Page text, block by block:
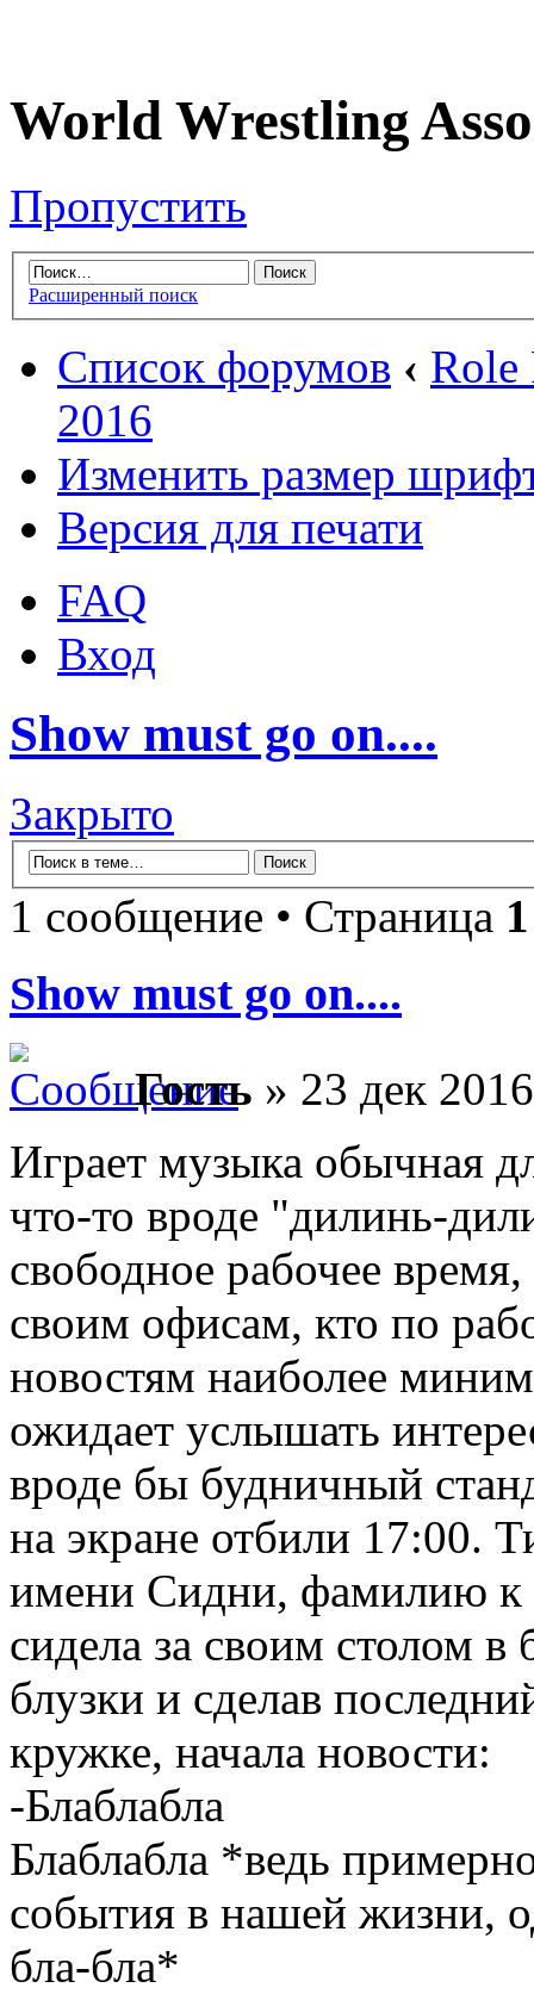
World Wrestling
Пропустить
Расширенный поиск
Список форумов ‹ Role
2016
Изменить размер
Версия для печати
FAQ
Вход
Show must go on....
Закрыто
1 сообщение • Страница 1
Show must go on....
Гость » 23 дек
Играет музыка обычная
что-то вроде "дилинь-
свободное рабочее время,
своим офисам, кто по
новостям наиболее
ожидает услышать
вроде бы будничный
на экране отбили 17:00.
имени Сидни, фамилию к
сидела за своим столом
блузки и сделав
кружке, начала новости:
-Блаблабла
Блаблабла *ведь
события в нашей жизни,
бла-бла*